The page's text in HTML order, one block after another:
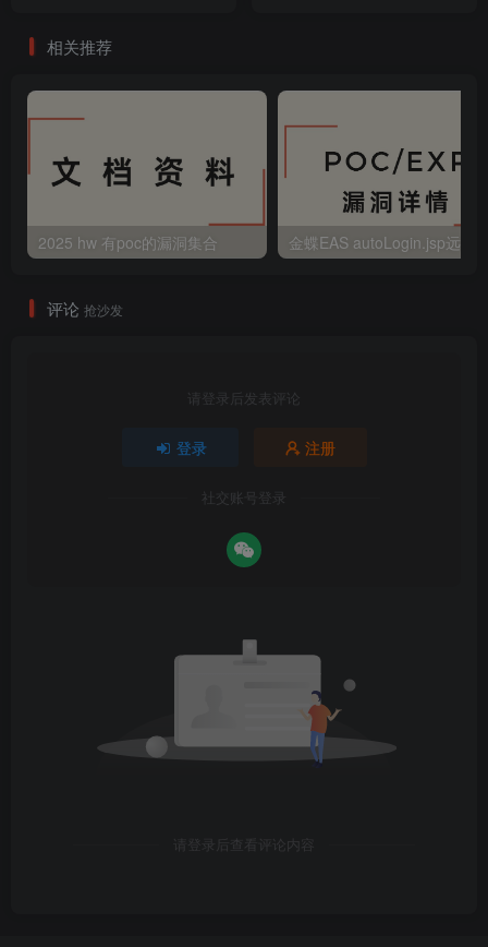
相关推荐
2025 hw 有poc的漏洞集合
评论 抢沙发
请登录后发表评论
登录 注册
社交账号登录
请登录后查看评论内容